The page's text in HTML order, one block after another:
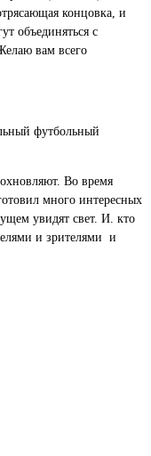
концовка, и
объединяться с
вам всего
футбольный
Во время
много интересных
увидят свет. И. кто
и зрителями и